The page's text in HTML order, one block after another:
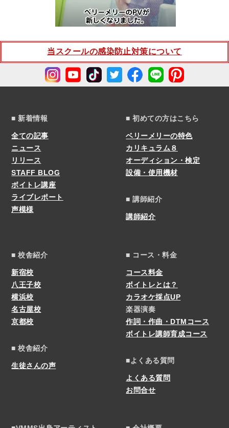
当スクールの感染防止対策について
■ 新着情報
全ての記事
ニュース
リリース
STAFF BLOG
ボイトレ講座
ライブレポート
声模様
■ 初めての方はこちら
ベリーメリーの特色
カリキュラム８
オーディション・検定
設備・使用機材
■ 講師紹介
講師紹介
■ 校舎紹介
新宿校
八王子校
横浜校
名古屋校
京都校
■ 校舎紹介
生徒さんの声
■ コース・料金
コース料金
ボイトレとは？
カラオケ採点UP
楽器演奏
作詞・作曲・DTMコース
ボイトレ講師育成コース
■よくある質問
よくある質問
お問合せ